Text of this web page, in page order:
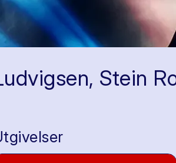
Stein